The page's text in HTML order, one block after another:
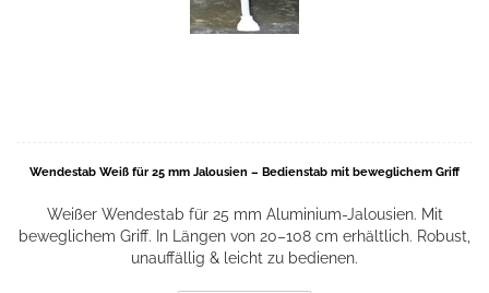
Wendestab Weiß für 25 mm Jalousien – Bedienstab mit beweglichem Griff
Weißer Wendestab für 25 mm Aluminium-Jalousien. Mit
beweglichem Griff. In Längen von 20–108 cm erhältlich. Robust,
unauffällig & leicht zu bedienen.